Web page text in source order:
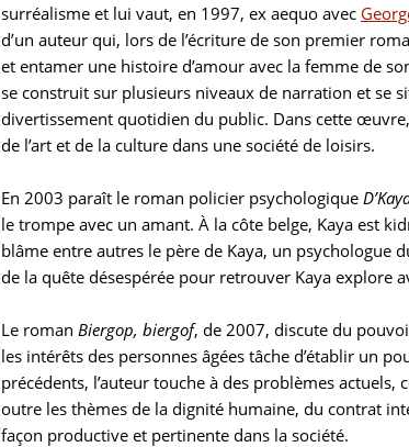
surréalisme et lui vaut, en 1997, ex aequo avec
d’un auteur qui, lors de l’écriture de son premier
et entamer une histoire d’amour avec la femme de
se construit sur plusieurs niveaux de narration et se
divertissement quotidien du public. Dans cette
de l’art et de la culture dans une société de loisirs.
En 2003 paraît le roman policier psychologique
le trompe avec un amant. À la côte belge, Kaya est
blâme entre autres le père de Kaya, un
de la quête désespérée pour retrouver Kaya explore
Le roman Biergop, biergof, de 2007, discute du
les intérêts des personnes âgées tâche d’établir un
précédents, l’auteur touche à des problèmes
outre les thèmes de la dignité humaine, du contrat
façon productive et pertinente dans la société.